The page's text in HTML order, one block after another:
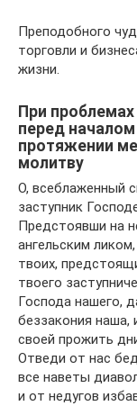
Преподобного
торговли и
жизни.
При
перед
протяжении
молитву
О, всеблаженный
заступник
Предстоявши на
ангельским
твоих,
твоего
Господа нашего,
беззакония наша,
своей прожить
Отведи от нас
все наветы
и от недугов